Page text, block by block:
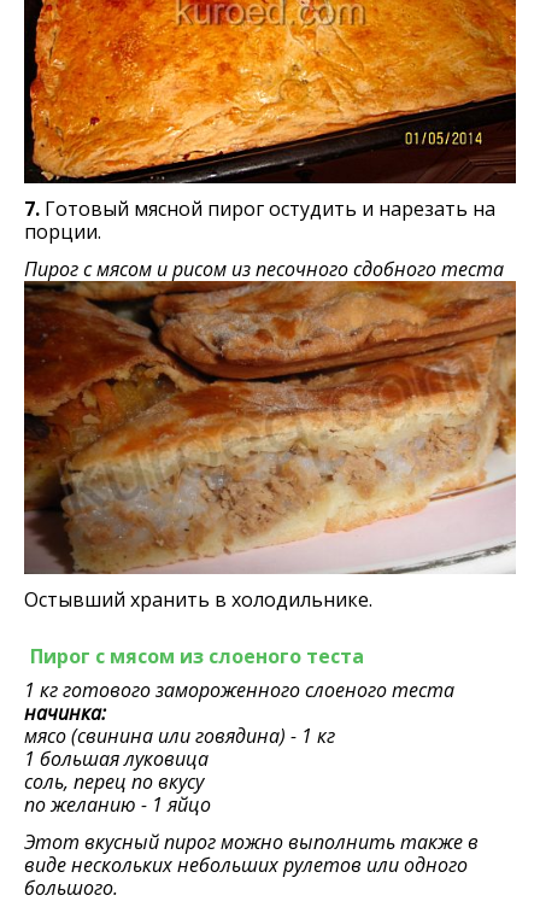
7. Готовый мясной пирог остудить и нарезать на
порции.
Пирог с мясом и рисом из песочного сдобного теста
Остывший хранить в холодильнике.
Пирог с мясом из слоеного теста
1 кг готового замороженного слоеного теста
начинка:
мясо (свинина или говядина) - 1 кг
1 большая луковица
соль, перец по вкусу
по желанию - 1 яйцо
Этот вкусный пирог можно выполнить также в
виде нескольких небольших рулетов или одного
большого.